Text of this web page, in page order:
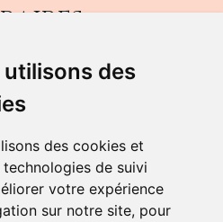
utilisons des
des cookies et
de suivi
votre expérience
sur notre site, pour
AU VENDREDI
et de 14h à 18h
SAMEDI
à 12h30
CONTACTER